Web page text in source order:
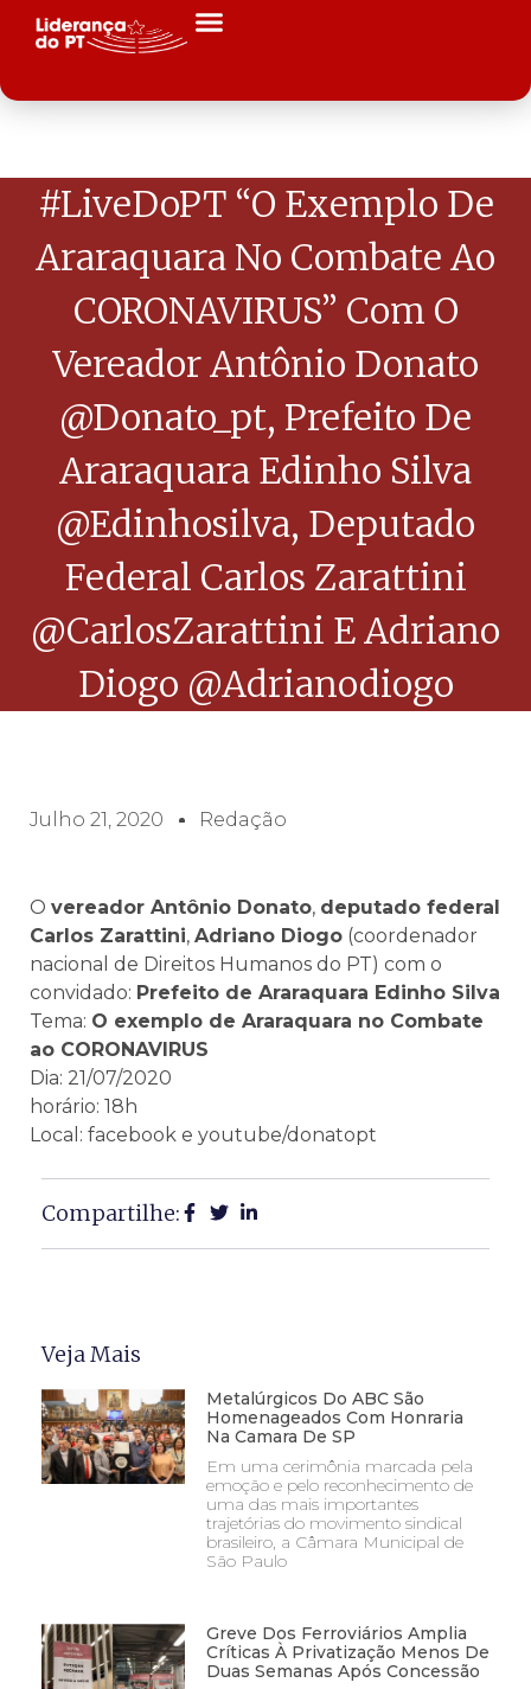
#LiveDoPT “O Exemplo De
Araraquara No Combate Ao
CORONAVIRUS” Com O
Vereador Antônio Donato
@donato_pt, Prefeito De
Araraquara Edinho Silva
@edinhosilva, Deputado
Federal Carlos Zarattini
@CarlosZarattini E Adriano
Diogo @adrianodiogo
Julho 21, 2020 Redação
O vereador Antônio Donato, deputado federal
Carlos Zarattini, Adriano Diogo (coordenador
nacional de Direitos Humanos do PT) com o
convidado: Prefeito de Araraquara Edinho Silva
Tema: O exemplo de Araraquara no Combate
ao CORONAVIRUS
Dia: 21/07/2020
horário: 18h
Local: facebook e youtube/donatopt
Compartilhe:
Veja Mais
Metalúrgicos Do ABC São
Homenageados Com Honraria
Na Camara De SP
Em uma cerimônia marcada pela
emoção e pelo reconhecimento de
uma das mais importantes
trajetórias do movimento sindical
brasileiro, a Câmara Municipal de
São Paulo
Greve Dos Ferroviários Amplia
Críticas À Privatização Menos De
Duas Semanas Após Concessão